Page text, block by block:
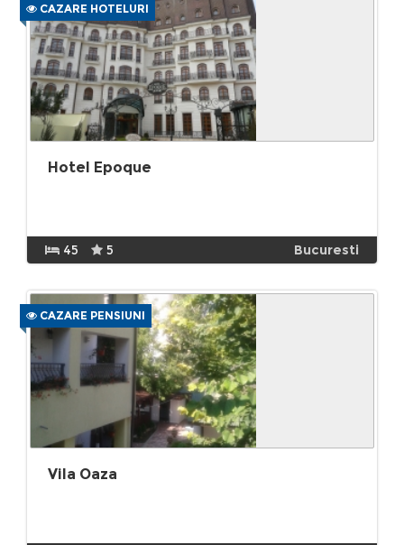
CAZARE HOTELURI
Hotel Epoque
45 5 Bucuresti
CAZARE PENSIUNI
Vila Oaza